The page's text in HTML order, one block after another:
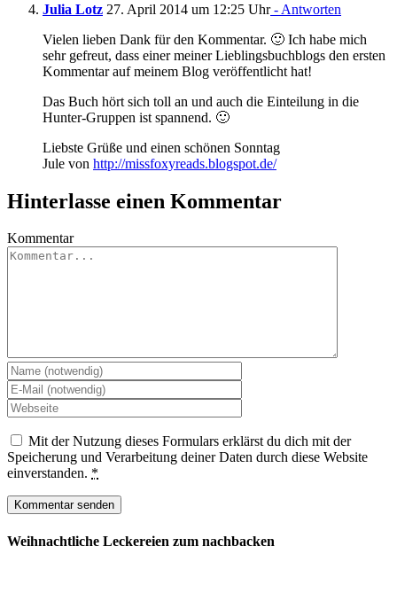
Julia Lotz 27. April 2014 um 12:25 Uhr- Antworten
Vielen lieben Dank für den Kommentar. 🙂 Ich habe mich
sehr gefreut, dass einer meiner Lieblingsbuchblogs den ersten
Kommentar auf meinem Blog veröffentlicht hat!
Das Buch hört sich toll an und auch die Einteilung in die
Hunter-Gruppen ist spannend. 🙂
Liebste Grüße und einen schönen Sonntag
Jule von http://missfoxyreads.blogspot.de/
Hinterlasse einen Kommentar
Kommentar
Mit der Nutzung dieses Formulars erklärst du dich mit der
Speicherung und Verarbeitung deiner Daten durch diese Website
einverstanden. *
Weihnachtliche Leckereien zum nachbacken